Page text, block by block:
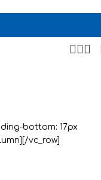
bottom: 17px
vc_row]